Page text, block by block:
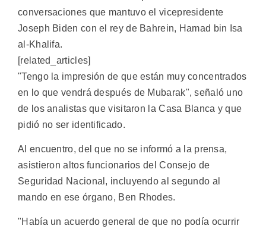
conversaciones que mantuvo el vicepresidente
Joseph Biden con el rey de Bahrein, Hamad bin Isa
al-Khalifa.
[related_articles]
"Tengo la impresión de que están muy concentrados
en lo que vendrá después de Mubarak", señaló uno
de los analistas que visitaron la Casa Blanca y que
pidió no ser identificado.
Al encuentro, del que no se informó a la prensa,
asistieron altos funcionarios del Consejo de
Seguridad Nacional, incluyendo al segundo al
mando en ese órgano, Ben Rhodes.
"Había un acuerdo general de que no podía ocurrir